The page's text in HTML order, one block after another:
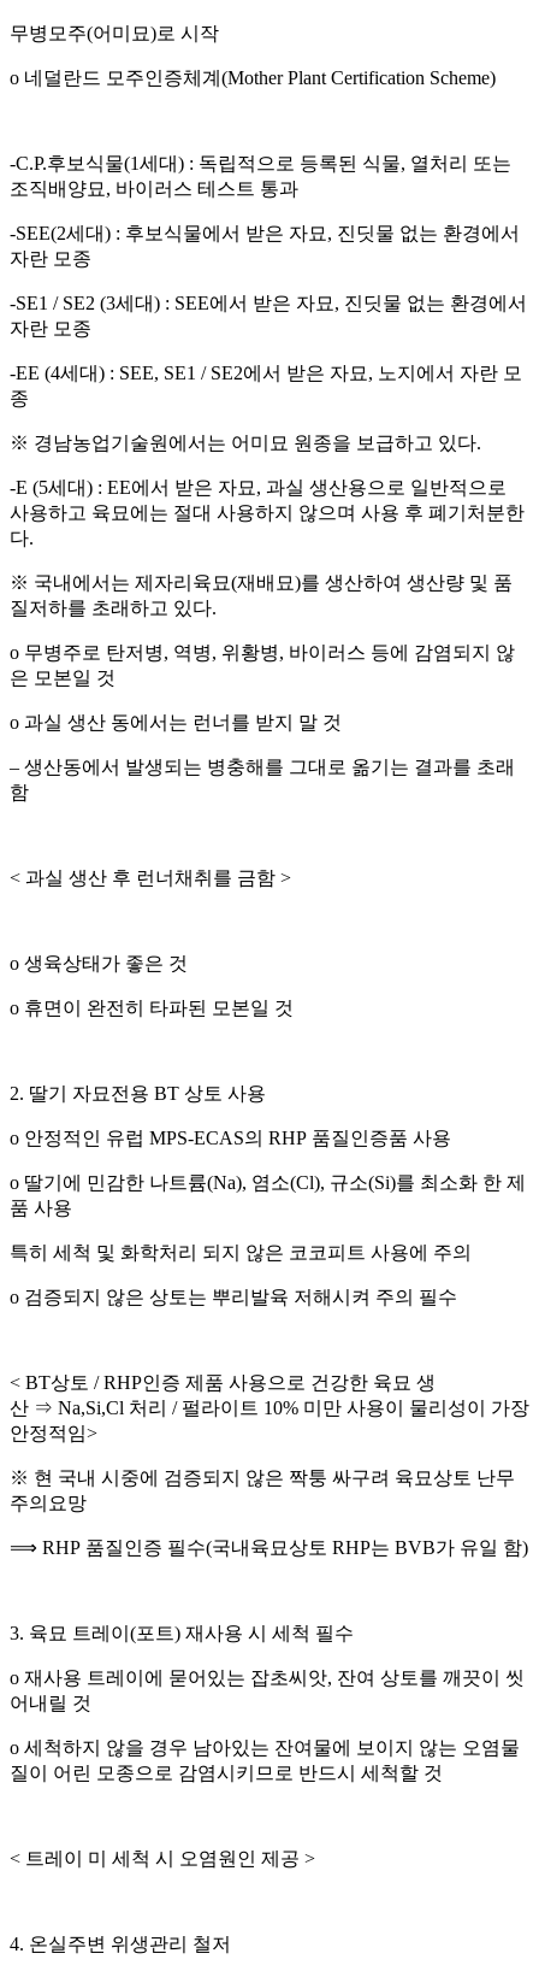
무병모주(어미묘)로 시작
o 네덜란드 모주인증체계 (Mother Plant Certification Scheme)
-C.P.후보식물(1세대) : 독립적으로 등록된 식물, 열처리 또는
조직배양묘 , 바이러스 테스트 통과
-SEE(2세대) : 후보식물에서 받은 자묘 , 진딧물 없는 환경에서
자란 모종
-SE1 / SE2 (3세대) : SEE에서 받은 자묘 , 진딧물 없는 환경에서
자란 모종
-EE (4세대) : SEE, SE1 / SE2에서 받은 자묘 , 노지에서 자란 모
종
※ 경남농업기술원에서는 어미묘 원종을 보급하고 있다.
-E (5세대) : EE에서 받은 자묘 , 과실 생산용으로 일반적으로
사용하고 육묘에는 절대 사용하지 않으며 사용 후 폐기처분한
다.
※ 국내에서는 제자리육묘(재배묘)를 생산하여 생산량 및 품
질저하를 초래하고 있다.
o 무병주로 탄저병, 역병, 위황병, 바이러스 등에 감염되지 않
은 모본일 것
o 과실 생산 동에서는 런너를 받지 말 것
– 생산동에서 발생되는 병충해를 그대로 옮기는 결과를 초래
함
< 과실 생산 후 런너채취를 금함 >
o 생육상태가 좋은 것
o 휴면이 완전히 타파된 모본일 것
2. 딸기 자묘전용 BT 상토 사용
o 안정적인 유럽 MPS-ECAS의 RHP 품질인증품 사용
o 딸기에 민감한 나트륨(Na), 염소(Cl), 규소(Si)를 최소화 한 제
품 사용
특히 세척 및 화학처리 되지 않은 코코피트 사용에 주의
o 검증되지 않은 상토는 뿌리발육 저해시켜 주의 필수
< BT상토 / RHP인증 제품 사용으로 건강한 육묘 생
산 ⇒ Na,Si,Cl 처리 / 펄라이트 10% 미만 사용이 물리성이 가장
안정적임>
※ 현 국내 시중에 검증되지 않은 짝퉁 싸구려 육묘상토 난무
주의요망
⟹ RHP 품질인증 필수(국내육묘상토 RHP는 BVB가 유일 함)
3. 육묘 트레이 (포트) 재사용 시 세척 필수
o 재사용 트레이에 묻어있는 잡초씨앗, 잔여 상토를 깨끗이 씻
어내릴 것
o 세척하지 않을 경우 남아있는 잔여물에 보이지 않는 오염물
질이 어린 모종으로 감염시키므로 반드시 세척할 것
< 트레이 미 세척 시 오염원인 제공 >
4. 온실주변 위생관리 철저